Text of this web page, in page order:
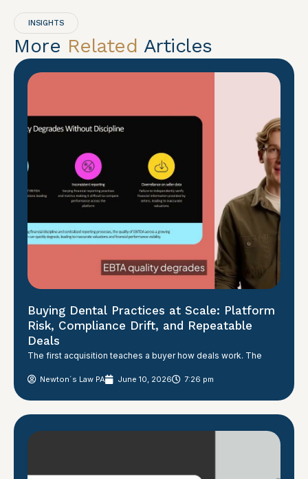
INSIGHTS
More Related Articles
Buying Dental Practices at Scale: Platform
Risk, Compliance Drift, and Repeatable
Deals
The first acquisition teaches a buyer how deals work. The
Newton´s Law PA June 10, 2026 7:26 pm